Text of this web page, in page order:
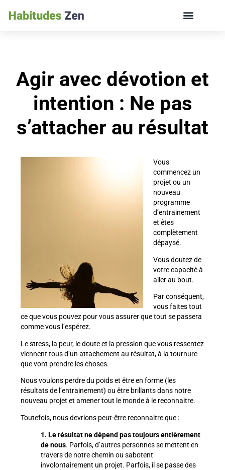
Agir avec dévotion et
intention : Ne pas
s’attacher au résultat
Vous
commencez un
projet ou un
nouveau
programme
d’entrainement
et êtes
complètement
dépaysé.
Vous doutez de
votre capacité à
aller au bout.
Par conséquent,
vous faites tout
ce que vous pouvez pour vous assurer que tout se passera
comme vous l’espérez.
Le stress, la peur, le doute et la pression que vous ressentez
viennent tous d’un attachement au résultat, à la tournure
que vont prendre les choses.
Nous voulons perdre du poids et être en forme (les
résultats de l’entrainement) ou être brillants dans notre
nouveau projet et amener tout le monde à le reconnaitre.
Toutefois, nous devrions peut-être reconnaitre que :
1. Le résultat ne dépend pas toujours entièrement
de nous. Parfois, d’autres personnes se mettent en
travers de notre chemin ou sabotent
involontairement un projet. Parfois, il se passe des